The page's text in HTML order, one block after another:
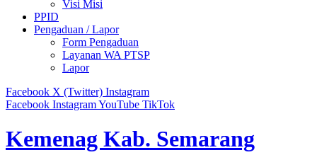
Visi Misi
PPID
Pengaduan / Lapor
Form Pengaduan
Layanan WA PTSP
Lapor
Facebook X (Twitter) Instagram
Facebook InstagramYouTube TikTok
Kemenag Kab. Semarang